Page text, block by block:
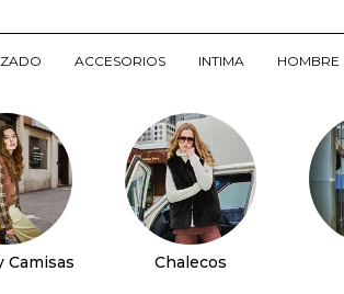
ACCESORIOS INTIMA HOMBRE
Camisas Chalecos